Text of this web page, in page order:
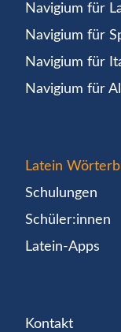
Navigium für
Navigium für
Navigium für
Navigium für
Latein
Schulungen
Schüler:innen
Latein-Apps
Kontakt